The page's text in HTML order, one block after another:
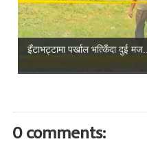
इँटाभट्टामा पर्खाल भत्किँदा दुई मज...
0 comments: